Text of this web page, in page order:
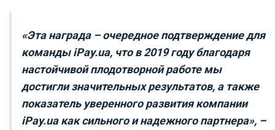
«Эта награда – очередное подтверждение для
команды iPay.ua, что в 2019 году благодаря
настойчивой плодотворной работе мы
достигли значительных результатов, а также
показатель уверенного развития компании
iPay.ua как сильного и надежного партнера», –